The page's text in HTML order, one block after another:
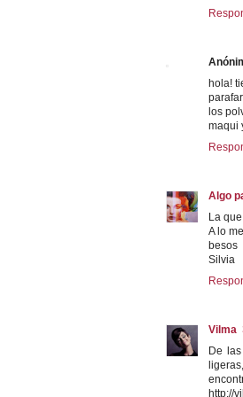
hola!
los
maqui
Algo
La
A lo
besos
Silvia
Vilma
De
http://